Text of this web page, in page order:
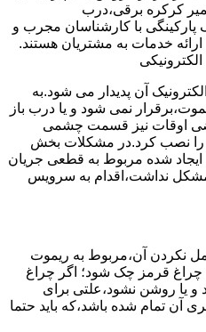
کرکره برقی،درب
با کارشناسان مجرب و
ارائه خدمات به مشتریان هستند.
آن پدیدار می شود.به
نمی شود و یا درب باز
اوقات نیز قسمت چشمی
را نصب کرد.در مشکلات بخش
ایجاد شده مربوط به قطعی جریان
نداشت،اقدام به سرویس
نکردن آن،مربوط به ریموت
چراغ قرمز چک شود؛ اگر چراغ
یا روشن نشود،علتی برای
آن تمام شده باشد،که باید حتما